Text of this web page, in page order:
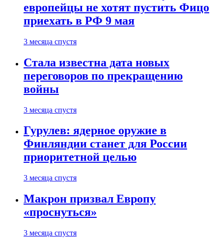
европейцы не хотят пустить Фицо
приехать в РФ 9 мая
3 месяца спустя
Стала известна дата новых
переговоров по прекращению
войны
3 месяца спустя
Гурулев: ядерное оружие в
Финляндии станет для России
приоритетной целью
3 месяца спустя
Макрон призвал Европу
«проснуться»
3 месяца спустя